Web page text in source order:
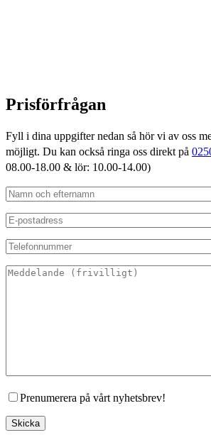
Prisförfrågan
Fyll i dina uppgifter nedan så hör vi av oss
möjligt. Du kan också ringa oss direkt på
08.00-18.00 & lör: 10.00-14.00)
Prenumerera på vårt nyhetsbrev!